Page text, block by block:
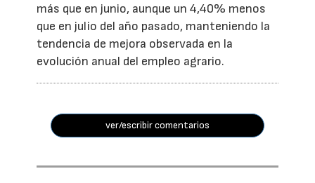
más que en junio, aunque un 4,40% menos
que en julio del año pasado, manteniendo la
tendencia de mejora observada en la
evolución anual del empleo agrario.
ver/escribir comentarios